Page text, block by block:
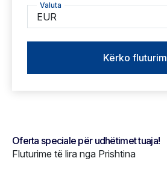
Valuta
EUR
Kërko fluturim
Oferta speciale për udhëtimet tuaja!
Fluturime të lira nga Prishtina